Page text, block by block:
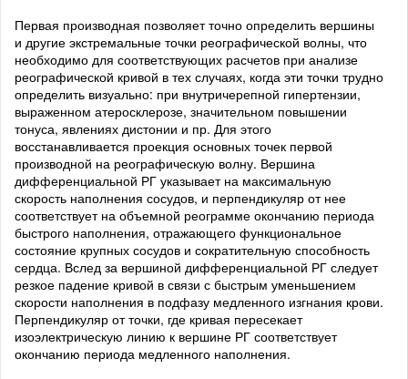
Первая производная позволяет точно определить вершины
и другие экстремальные точки реографической волны, что
необходимо для соответствующих расчетов при анализе
реографической кривой в тех случаях, когда эти точки трудно
определить визуально: при внутричерепной гипертензии,
выраженном атеросклерозе, значительном повышении
тонуса, явлениях дистонии и пр. Для этого
восстанавливается проекция основных точек первой
производной на реографическую волну. Вершина
дифференциальной РГ указывает на максимальную
скорость наполнения сосудов, и перпендикуляр от нее
соответствует на объемной реограмме окончанию периода
быстрого наполнения, отражающего функциональное
состояние крупных сосудов и сократительную способность
сердца. Вслед за вершиной дифференциальной РГ следует
резкое падение кривой в связи с быстрым уменьшением
скорости наполнения в подфазу медленного изгнания крови.
Перпендикуляр от точки, где кривая пересекает
изоэлектрическую линию к вершине РГ соответствует
окончанию периода медленного наполнения.